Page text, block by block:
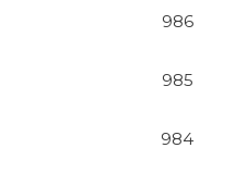
986
985
984